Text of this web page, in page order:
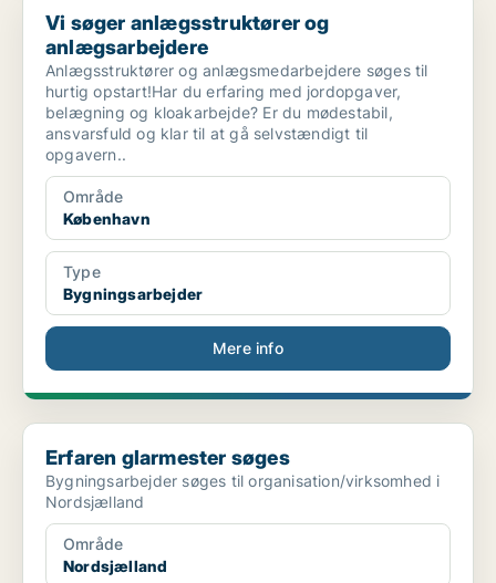
Vi søger anlægsstruktører og
anlægsarbejdere
Anlægsstruktører og anlægsmedarbejdere søges til
hurtig opstart!Har du erfaring med jordopgaver,
belægning og kloakarbejde? Er du mødestabil,
ansvarsfuld og klar til at gå selvstændigt til
opgavern..
Område
København
Type
Bygningsarbejder
Mere info
Erfaren glarmester søges
Erfaren glarmester søges
Bygningsarbejder søges til organisation/virksomhed i
Nordsjælland
Område
Nordsjælland